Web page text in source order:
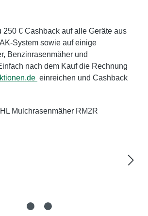
250 € Cashback auf alle Geräte aus
System sowie auf einige
Benzinrasenmäher und
nach dem Kauf die Rechnung
einreichen und Cashback